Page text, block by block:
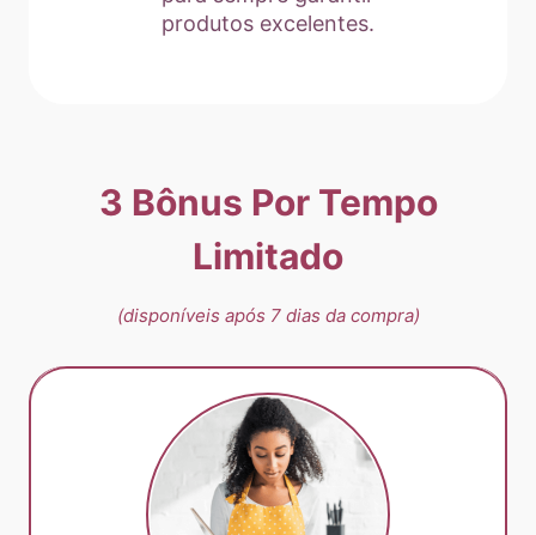
produtos excelentes.
3 Bônus Por Tempo
Limitado
(disponíveis após 7 dias da compra)